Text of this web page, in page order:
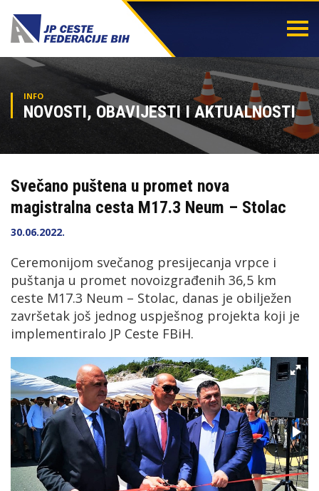
INFO
NOVOSTI, OBAVIJESTI I AKTUALNOSTI
Svečano puštena u promet nova
magistralna cesta M17.3 Neum – Stolac
30.06.2022.
Ceremonijom svečanog presijecanja vrpce i
puštanja u promet novoizgrađenih 36,5 km
ceste M17.3 Neum – Stolac, danas je obilježen
završetak još jednog uspješnog projekta koji je
implementiralo JP Ceste FBiH.